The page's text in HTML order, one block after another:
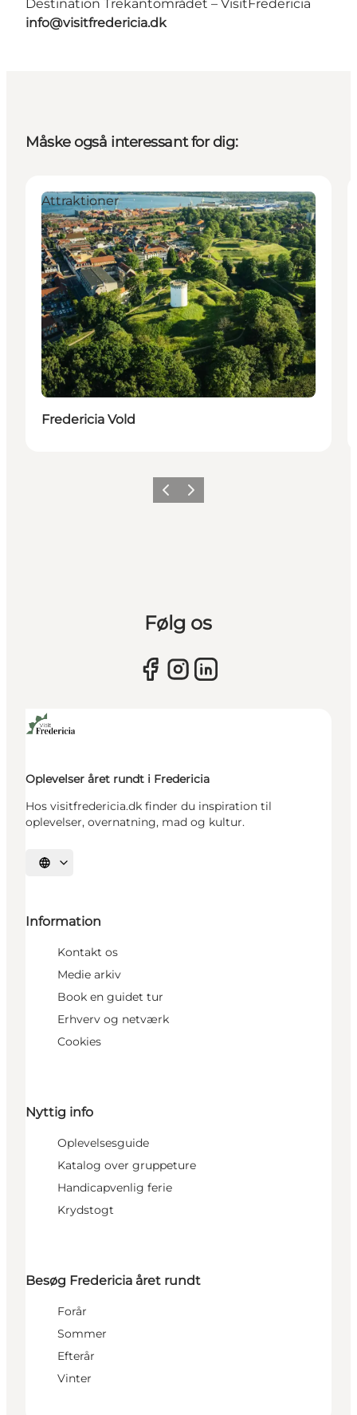
Destination Trekantområdet – VisitFredericia
info@visitfredericia.dk
Måske også interessant for dig:
Attraktioner
Fredericia Vold
Forrige billede
Næste billede
Følg os
Oplevelser året rundt i Fredericia
Hos visitfredericia.dk finder du inspiration til
oplevelser, overnatning, mad og kultur.
Vælg sprog
Information
Kontakt os
Medie arkiv
Book en guidet tur
Erhverv og netværk
Cookies
Nyttig info
Oplevelsesguide
Katalog over gruppeture
Handicapvenlig ferie
Krydstogt
Besøg Fredericia året rundt
Forår
Sommer
Efterår
Vinter